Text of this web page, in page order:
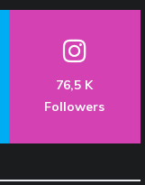
76,5 K
Followers